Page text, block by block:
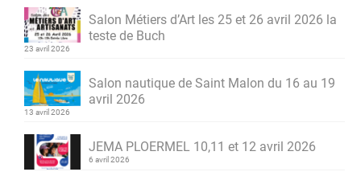
Salon Métiers d’Art les 25 et 26 avril 2026 la
teste de Buch
23 avril 2026
Salon nautique de Saint Malon du 16 au 19
avril 2026
13 avril 2026
JEMA PLOERMEL 10,11 et 12 avril 2026
6 avril 2026